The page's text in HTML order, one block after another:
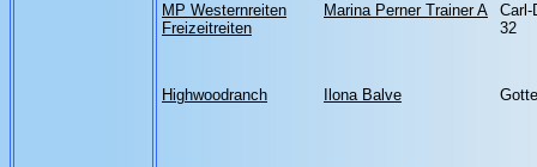
MP Westernreiten
Freizeitreiten
Marina Perner Trainer A
Carl-
32
Highwoodranch Ilona Balve